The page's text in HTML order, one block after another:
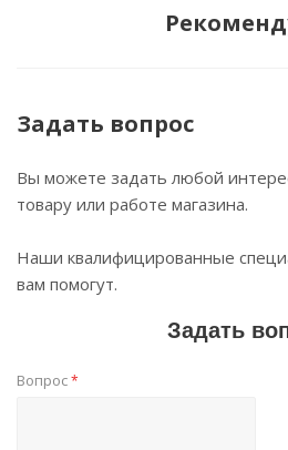
Задать вопрос
Вы можете задать любой
товару или работе магазина.
Наши квалифицированные
вам помогут.
Задать
Вопрос*